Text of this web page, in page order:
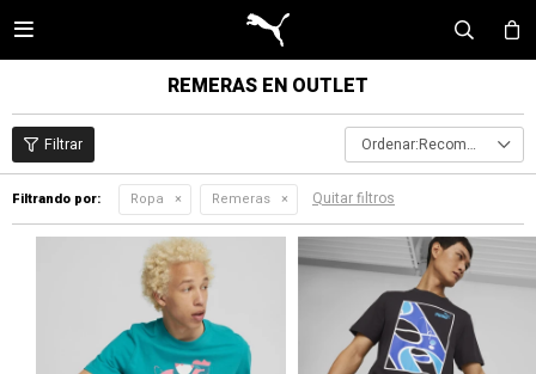

REMERAS EN OUTLET
Recomendados
Filtrando por: Ropa Remeras Quitar filtros